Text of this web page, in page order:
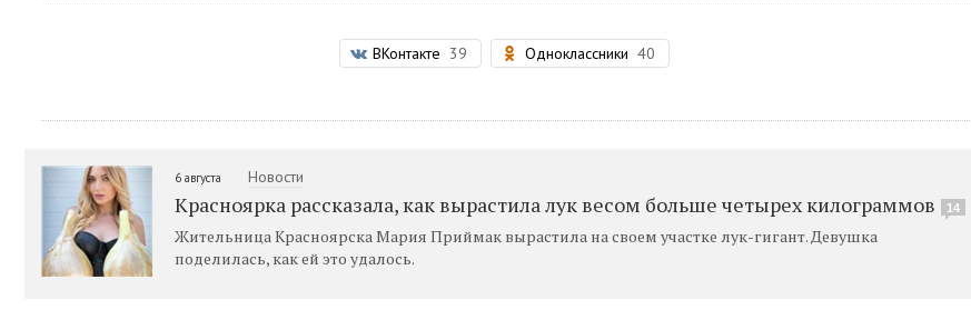
ВКонтакте 39 Одноклассники 40
6 августа Новости
Красноярка рассказала, как вырастила лук весом больше четырех килограммов 14
Жительница Красноярска Мария Приймак вырастила на своем участке лук-гигант. Девушка
поделилась, как ей это удалось.